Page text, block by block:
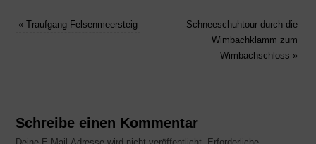
«Traufgang Felsenmeersteig
Schneeschuhtour durch die
Wimbachklamm zum
Wimbachschloss »
Schreibe einen Kommentar